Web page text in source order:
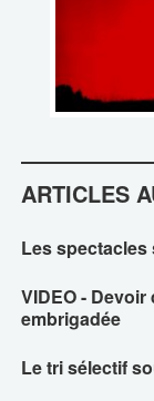
ARTICLES
Les spectacles
VIDEO -
embrigadée
Le tri sélectif